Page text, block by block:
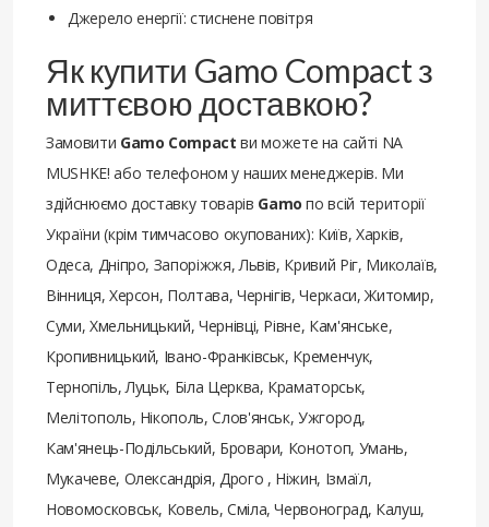
Джерело енергії: стиснене повітря
Як купити Gamo Compact з
миттєвою доставкою?
Замовити Gamo Compact ви можете на сайті NA
MUSHKE! або телефоном у наших менеджерів. Ми
здійснюємо доставку товарів Gamo по всій території
України (крім тимчасово окупованих): Київ, Харків,
Одеса, Дніпро, Запоріжжя, Львів, Кривий Ріг, Миколаїв,
Вінниця, Херсон, Полтава, Чернігів, Черкаси, Житомир,
Суми, Хмельницький, Чернівці, Рівне, Кам'янське,
Кропивницький, Івано-Франківськ, Кременчук,
Тернопіль, Луцьк, Біла Церква, Краматорськ,
Мелітополь, Нікополь, Слов'янськ, Ужгород,
Кам'янець-Подільський, Бровари, Конотоп, Умань,
Мукачеве, Олександрія, Дрого , Ніжин, Ізмаїл,
Новомосковськ, Ковель, Сміла, Червоноград, Калуш,